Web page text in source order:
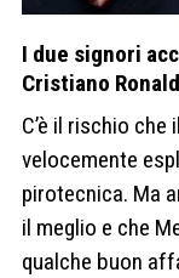
I due signori
Cristiano
C’è il rischio
velocemente
pirotecnica. Ma
il meglio e che
qualche buon